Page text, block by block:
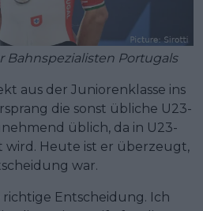
Bahnspezialisten Portugals
aus der Juniorenklasse ins
die sonst übliche U23-
üblich, da in U23-
wird. Heute ist er überzeugt,
war.
richtige Entscheidung. Ich